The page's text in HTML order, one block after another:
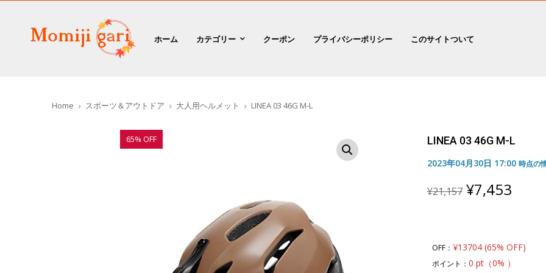
ホーム カテゴリー クーポン プライバシーポリシー このサイトついて
Home スポーツ＆アウトドア 大人用ヘルメット LINEA 03 46G M-L
65% OFF LINEA 03 46G M-L
2023年04月30日 17:00 時点の
¥21,157 Original
price
¥7,453
OFF： ¥13704 (65% OFF)
ポイント： 0 pt（0% ）